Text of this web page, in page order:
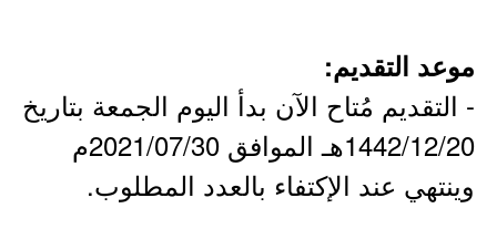
موعد التقديم:
- التقديم مُتاح الآن بدأ اليوم الجمعة بتاريخ
1442/12/20هـ الموافق 2021/07/30م
وينتهي عند الإكتفاء بالعدد المطلوب.